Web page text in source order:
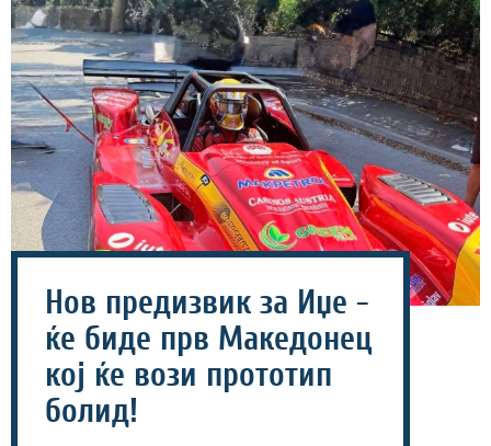
Нов предизвик за Иџе -
ќе биде прв Македонец
кој ќе вози прототип
болид!